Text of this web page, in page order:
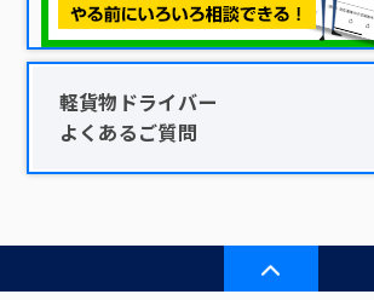
軽貨物ドライバー
よくあるご質問